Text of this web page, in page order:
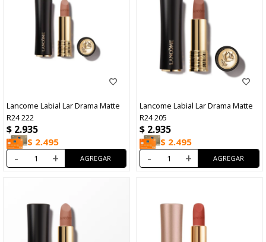
Lancome Labial Lar Drama Matte
R24 222
$ 2.935
$ 2.495
- +
Lancome Labial Lar Drama Matte
R24 205
$ 2.935
$ 2.495
- +